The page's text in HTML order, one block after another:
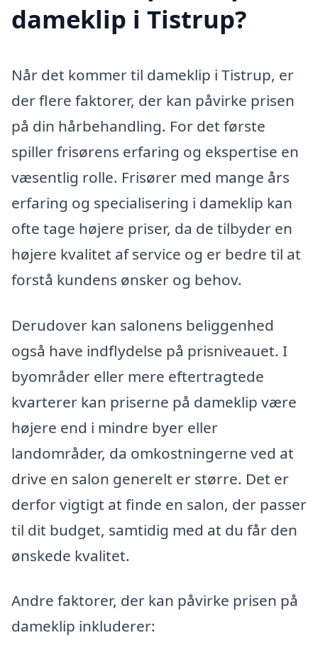
dameklip i Tistrup?
Når det kommer til dameklip i Tistrup, er
der flere faktorer, der kan påvirke prisen
på din hårbehandling. For det første
spiller frisørens erfaring og ekspertise en
væsentlig rolle. Frisører med mange års
erfaring og specialisering i dameklip kan
ofte tage højere priser, da de tilbyder en
højere kvalitet af service og er bedre til at
forstå kundens ønsker og behov.
Derudover kan salonens beliggenhed
også have indflydelse på prisniveauet. I
byområder eller mere eftertragtede
kvarterer kan priserne på dameklip være
højere end i mindre byer eller
landområder, da omkostningerne ved at
drive en salon generelt er større. Det er
derfor vigtigt at finde en salon, der passer
til dit budget, samtidig med at du får den
ønskede kvalitet.
Andre faktorer, der kan påvirke prisen på
dameklip inkluderer: